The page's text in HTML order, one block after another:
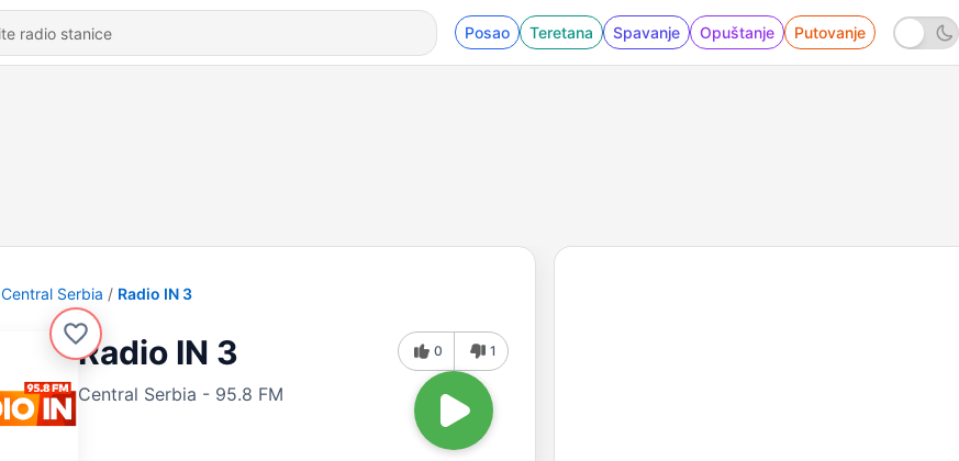
Posao Teretana Spavanje Opuštanje Putovanje
Central Serbia Radio IN 3
Radio IN 3
Central Serbia - 95.8 FM
0 1